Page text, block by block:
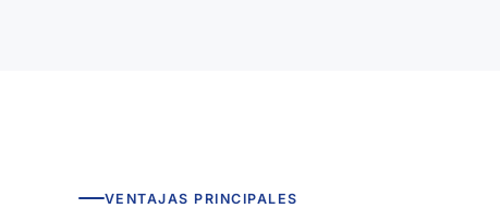
VENTAJAS PRINCIPALES